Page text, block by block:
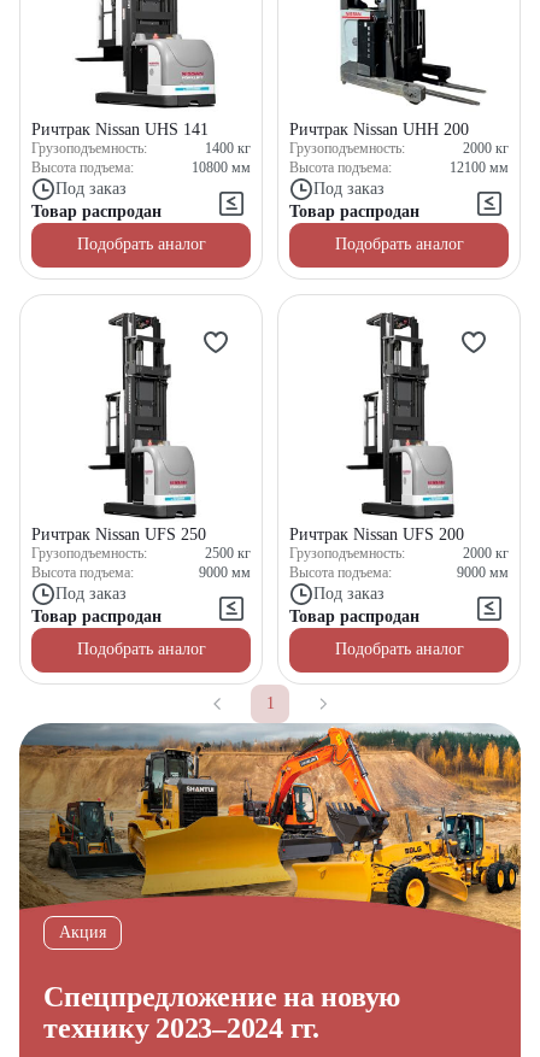
Ричтрак Nissan UHS 141
Грузоподъемность: 1400 кг
Высота подъема:
10800 мм
Под заказ
Товар распродан
Подобрать аналог
Ричтрак Nissan UHH 200
Грузоподъемность: 2000 кг
Высота подъема:
12100 мм
Под заказ
Товар распродан
Подобрать аналог
Ричтрак Nissan UFS 250
Грузоподъемность: 2500 кг
Высота подъема:
9000 мм
Под заказ
Товар распродан
Подобрать аналог
Ричтрак Nissan UFS 200
Грузоподъемность: 2000 кг
Высота подъема:
9000 мм
Под заказ
Товар распродан
Подобрать аналог
1
Акция
Спецпредложение на новую
технику 2023–2024 гг.